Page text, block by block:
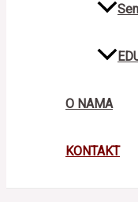
O NAMA
KONTAKT